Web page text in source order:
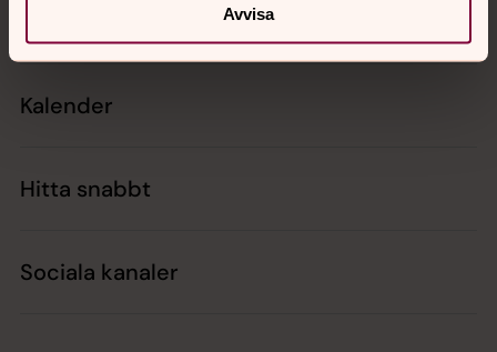
Avvisa
Kalender
Hitta snabbt
Sociala kanaler